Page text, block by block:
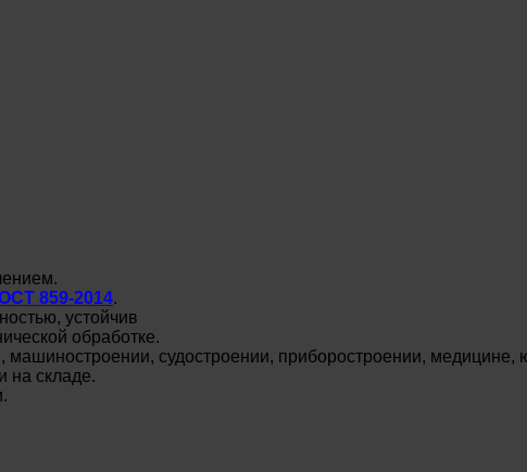
859-2014.
устойчив
обработке.
судостроении, приборостроении, медицине,
на складе.